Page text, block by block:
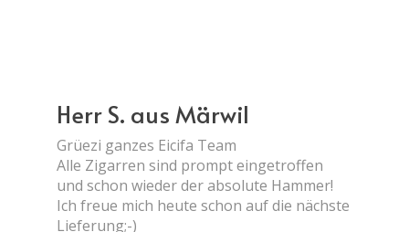
Herr S. aus Märwil
Grüezi ganzes Eicifa Team
Alle Zigarren sind prompt eingetroffen
und schon wieder der absolute Hammer!
Ich freue mich heute schon auf die nächste
Lieferung;-)